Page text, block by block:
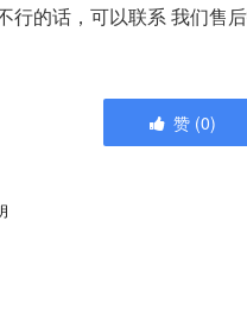
行的话，可以联系 我们售
赞 (0)